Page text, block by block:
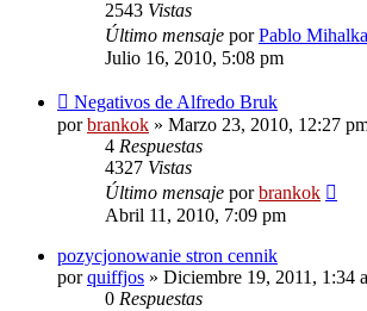
2543 Vistas
Último mensaje porPablo Mihalka
Julio 16, 2010, 5:08 pm
Negativos de Alfredo Bruk
porbrankok » Marzo 23, 2010, 12:27
4 Respuestas
4327 Vistas
Último mensaje porbrankok
Abril 11, 2010, 7:09 pm
pozycjonowanie stron cennik
porquiffjos » Diciembre 19, 2011, 1:34
0 Respuestas